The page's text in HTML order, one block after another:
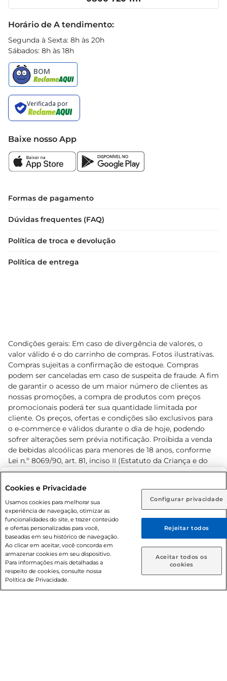
Rio de Janeiro (RJ) Goiás (GO)
Ou
Caso queira comprar online, informe como deseja receber
suas compras:
Entrega em casa Retire em Loja
Horário de A tendimento:
Segunda à Sexta: 8h às 20h
Sábados: 8h às 18h
Baixe nosso App
Formas de pagamento
Dúvidas frequentes (FAQ)
Política de troca e devolução
Política de entrega
Condições gerais: Em caso de divergência de valores, o
valor válido é o do carrinho de compras. Fotos ilustrativas.
Compras sujeitas a confirmação de estoque. Compras
podem ser canceladas em caso de suspeita de fraude. A fim
de garantir o acesso de um maior número de clientes as
nossas promoções, a compra de produtos com preços
promocionais poderá ter sua quantidade limitada por
cliente. Os preços, ofertas e condições são exclusivos para
o e-commerce e válidos durante o dia de hoje, podendo
sofrer alterações sem prévia notificação. Proibida a venda
de bebidas alcoólicas para menores de 18 anos, conforme
Lei n.º 8069/90, art. 81, inciso II (Estatuto da Criança e do
Adolescente). Preços e condições exclusivos para o
prévio. O valor mínimo para as compras on-line é de R$
80,00.
© 2026 Copyright. Todos os direitos
reservados Prezunic.
Cookies e Privacidade
Usamos cookies para melhorar sua
experiência de navegação, otimizar as
funcionalidades do site, e trazer conteúdo
e ofertas personalizadas para você,
baseadas em seu histórico de navegação.
Ao clicar em aceitar, você concorda em
armazenar cookies em seu dispositivo.
Para informações mais detalhadas a
respeito de cookies, consulte nossa
Política de Privacidade.
Configurar privacidade
Rejeitar todos
Aceitar todos os
cookies